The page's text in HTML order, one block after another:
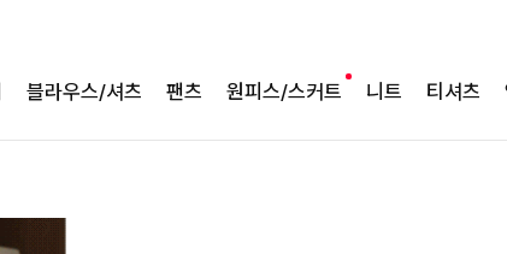
블라우스/셔츠 팬츠 원피스/스커트 니트 티셔츠